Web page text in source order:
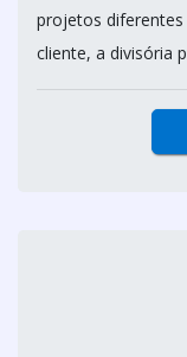
projetos diferentes
cliente, a divisória